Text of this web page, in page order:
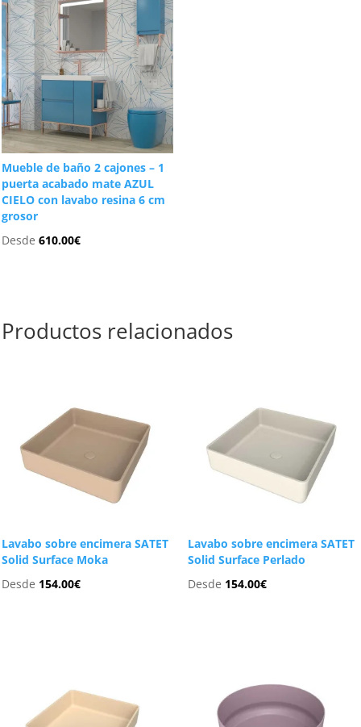
Mueble de baño 2 cajones – 1
puerta acabado mate AZUL
CIELO con lavabo resina 6 cm
grosor
Desde610.00€
Productos relacionados
Lavabo sobre encimera SATET
Solid Surface Moka
Desde 154.00€
Lavabo sobre encimera SATET
Solid Surface Perlado
Desde 154.00€